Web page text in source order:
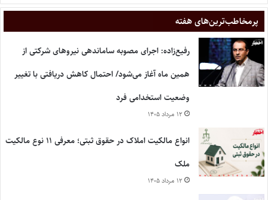
پر‌مخاطب‌ترین‌های هفته
رفیع‌زاده: اجرای مصوبه ساماندهی نیروهای شرکتی از
همین ماه آغاز می‌شود/ احتمال کاهش دریافتی با تغییر
وضعیت استخدامی فرد
۱۲ مرداد ۱۴۰۵
انواع مالکیت املاک در حقوق ثبتی؛ معرفی ۱۱ نوع مالکیت
ملک
۱۲ مرداد ۱۴۰۵